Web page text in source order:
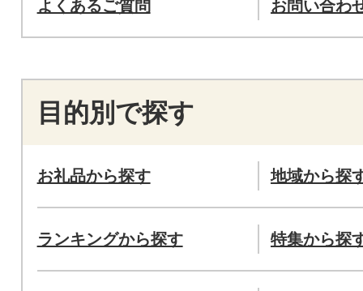
よくあるご質問 お問い合わ
目的別で探す
お礼品から探す 地域から探
ランキングから探す 特集から探